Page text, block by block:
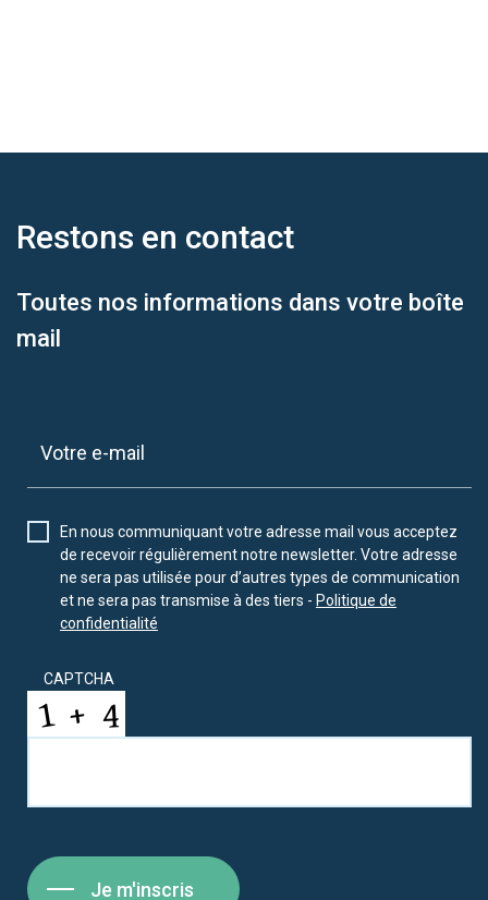
Restons en contact
Toutes nos informations dans votre boîte
mail
En nous communiquant votre adresse mail vous acceptez
de recevoir régulièrement notre newsletter. Votre adresse
ne sera pas utilisée pour d’autres types de communication
et ne sera pas transmise à des tiers - Politique de
confidentialité
CAPTCHA
Je m'inscris